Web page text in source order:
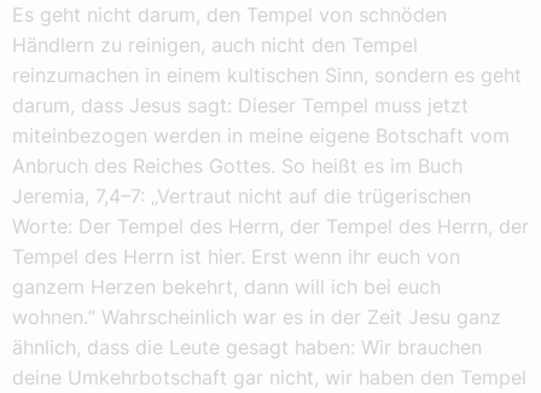
Es geht nicht darum, den Tempel von schnöden
Händlern zu reinigen, auch nicht den Tempel
reinzumachen in einem kultischen Sinn, sondern es geht
darum, dass Jesus sagt: Dieser Tempel muss jetzt
miteinbezogen werden in meine eigene Botschaft vom
Anbruch des Reiches Gottes. So heißt es im Buch
Jeremia, 7,4–7: „Vertraut nicht auf die trügerischen
Worte: Der Tempel des Herrn, der Tempel des Herrn, der
Tempel des Herrn ist hier. Erst wenn ihr euch von
ganzem Herzen bekehrt, dann will ich bei euch
wohnen.“ Wahrscheinlich war es in der Zeit Jesu ganz
ähnlich, dass die Leute gesagt haben: Wir brauchen
deine Umkehrbotschaft gar nicht, wir haben den Tempel